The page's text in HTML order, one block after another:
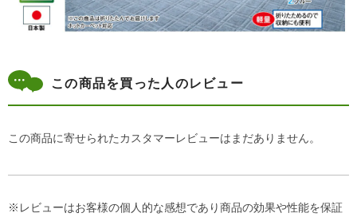
この商品を買った人のレビュー
この商品に寄せられたカスタマーレビューはまだありません。
※レビューはお客様の個人的な感想であり商品の効果や性能を保証